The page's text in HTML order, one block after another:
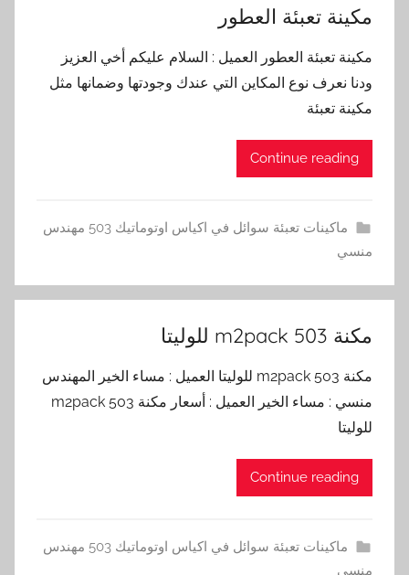
مكينة تعبئة العطور
مكينة تعبئة العطور العميل : السلام عليكم أخي العزيز
ودنا نعرف نوع المكاين التي عندك وجودتها وضمانها مثل
مكينة تعبئة
Continue reading
ماكينات تعبئة سوائل في اكياس اوتوماتيك 503 مهندس
منسي
مكنة m2pack 503 للوليتا
مكنة m2pack 503 للوليتا العميل : مساء الخير المهندس
منسي : مساء الخير العميل : أسعار مكنة m2pack 503
للوليتا
Continue reading
ماكينات تعبئة سوائل في اكياس اوتوماتيك 503 مهندس
منسي